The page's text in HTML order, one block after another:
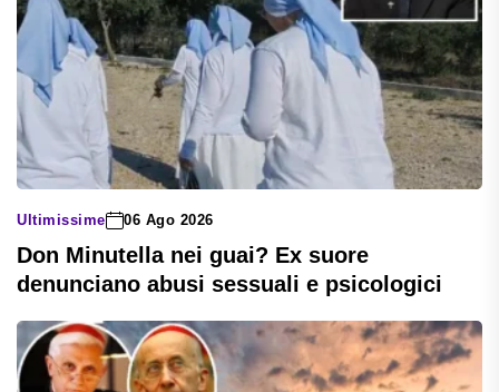
Ultimissime 06 Ago 2026
Don Minutella nei guai? Ex suore
denunciano abusi sessuali e psicologici